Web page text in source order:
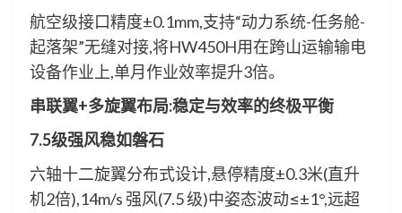
航空级接口精度±0.1mm,支持“动力系统-任务舱-
起落架”无缝对接,将HW450H用在跨山运输输电
设备作业上,单月作业效率提升3倍。
串联翼+多旋翼布局:稳定与效率的终极平衡
7.5级强风稳如磐石
六轴十二旋翼分布式设计,悬停精度±0.3米(直升
机2倍),14m/s 强风(7.5 级)中姿态波动≤±1°,远超